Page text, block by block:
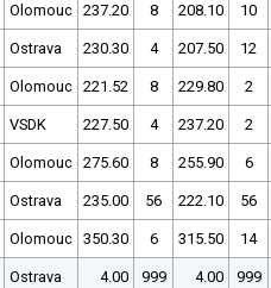
Olomouc 237.20 8 208.10 10
Ostrava 230.30 4 207.50 12
Olomouc 221.52 8 229.80 2
VSDK 227.50 4 237.20 2
Olomouc 275.60 8 255.90 6
Ostrava 235.00 56 222.10 56
Olomouc 350.30 6 315.50 14
Ostrava 4.00 999 4.00 999